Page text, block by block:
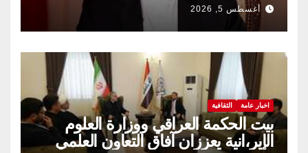
أغسطس 5, 2026
اخبار عامة الثقافية
بيت الحكمة العراقي ووزارة العلوم
الإير،انية يعززان آفاق التعاون العلمي